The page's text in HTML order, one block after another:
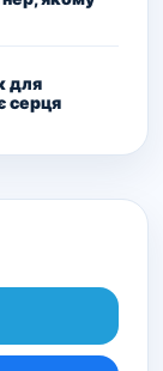
для
серця